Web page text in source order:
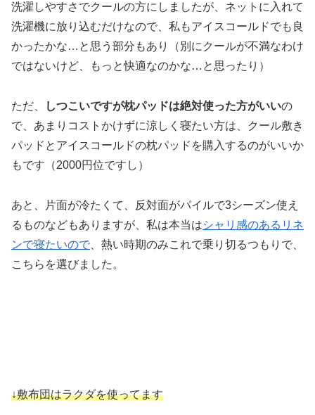
洗濯しやすさでクールの方にしましたが、ネットに入れて
洗濯機に放り込むだけなので、私もアイスコールドでも良
かったかな…と思う部分もあり（別にクールが不満なわけ
ではないけど、もっと快適なのかな…と思ったり）
ただ、 しつこいですが枕パッドは絶対使った方がいいの
で、あまりコストかけずに涼しく寝たい方は、クール敷き
パッドとアイスコールドの枕パッドを購入するのがいいか
もです（2000円位ですし）
あと、片面が冷たくて、反対面がパイルで3シーズン使え
るものなどもありますが、私は本当はシャリ感のあるリネ
ンで寝たいので、熱い時期のみこれで乗り切るつもりで、
こちらを選びました。
↓敷布団はラクダを使ってます